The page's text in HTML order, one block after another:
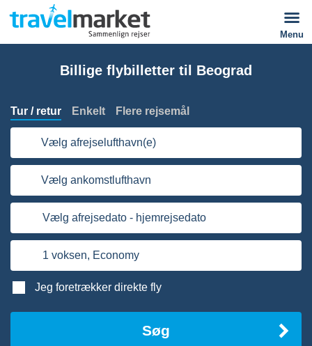
Menu
Billige flybilletter til Beograd
Tur / retur Enkelt Flere rejsemål
Vælg afrejselufthavn(e)
Vælg ankomstlufthavn
Vælg afrejsedato - hjemrejsedato
1 voksen, Economy
Søg
Jeg foretrækker direkte fly